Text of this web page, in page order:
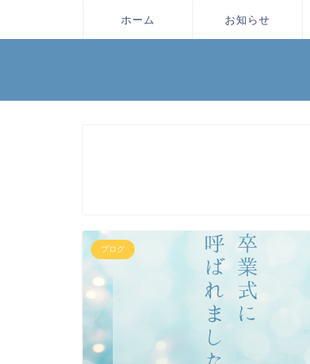
ホーム お知らせ
ブログ